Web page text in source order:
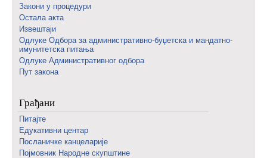
Закони у процедури
Остала акта
Извештаји
Одлуке Одбора за административно-буџетска и мандатно-
имунитетска питања
Одлуке Административног одбора
Пут закона
Грађани
Питајте
Едукативни центар
Посланичке канцеларије
Појмовник Народне скупштине